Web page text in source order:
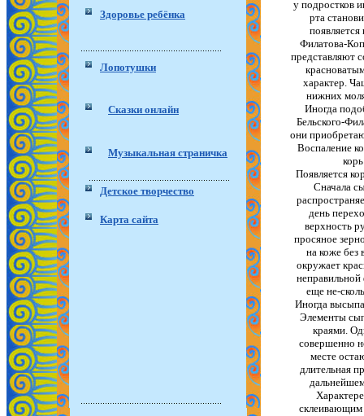
Здоровье ребёнка
Лопотушки
Сказки онлайн
Музыкальная страничка
Детское творчество
Карта сайта
у подростков
рта
Филатова-
представляют
характер.
нижних
Иногда
Бельского-
они
Воспаление
Появляется
Сначала
день
верхность
просяное
на коже без
окружает
еще не-
Иногда
Элементы
краями.
совершенно
месте
длительная
склеивающим